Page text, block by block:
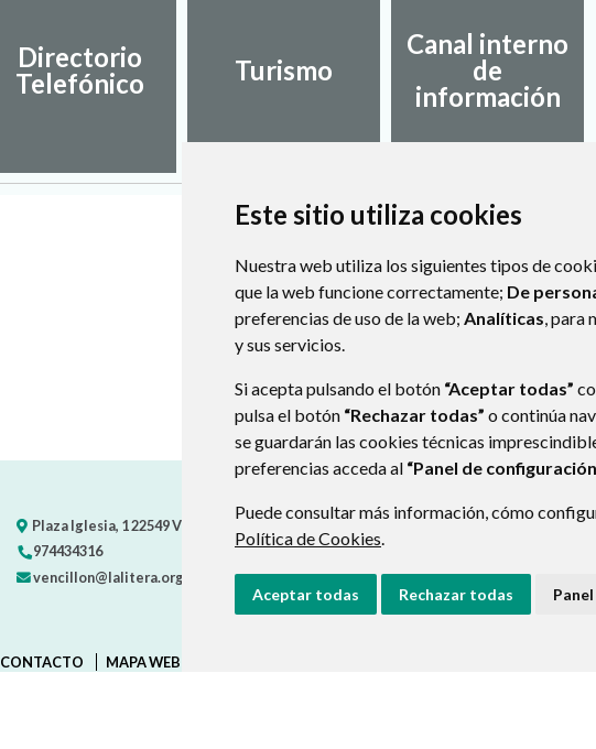
Este sitio utiliza cookies
Nuestra web utiliza los siguientes tipos de
que la web funcione correctamente; De
preferencias de uso de la web; Analíticas, para
y sus servicios.
Si acepta pulsando el botón “Aceptar todas”
pulsa el botón “Rechazar todas” o continúa
se guardarán las cookies técnicas
preferencias acceda al “Panel de
Puede consultar más información, cómo
Política de Cookies.
Aceptar todas Rechazar todas
Directorio
Telefónico
Turismo
Canal interno
de
información
Plaza Iglesia, 122549VENCILLÓN
974434316
vencillon@lalitera.org
CONTACTO MAPA WEB